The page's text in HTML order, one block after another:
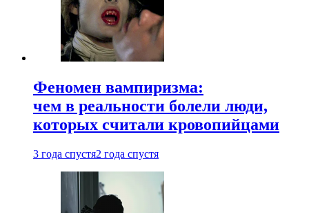
Феномен вампиризма:
чем в реальности болели люди,
которых считали кровопийцами
3 года спустя2 года спустя